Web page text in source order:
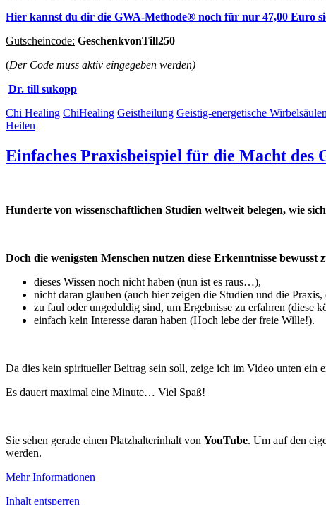
Hier kannst du dir die GWA-Methode® noch für nur 47,00 Euro
Gutscheincode: GeschenkvonTill250
(Der Code muss aktiv eingegeben werden)
Dr. till sukopp
Chi Healing ChiHealing Geistheilung Geistig-energetische
Heilen
Einfaches Praxisbeispiel für die Macht des
Hunderte von wissenschaftlichen Studien weltweit belegen, wie
Doch die wenigsten Menschen nutzen diese Erkenntnisse
dieses Wissen noch nicht haben (nun ist es raus…),
nicht daran glauben (auch hier zeigen die Studien und die
zu faul oder ungeduldig sind, um Ergebnisse zu erfahren (diese
einfach kein Interesse daran haben (Hoch lebe der freie Wille!).
Da dies kein spiritueller Beitrag sein soll, zeige ich im Video unten ein
Es dauert maximal eine Minute… Viel Spaß!
Sie sehen gerade einen Platzhalterinhalt von YouTube. Um auf den
werden.
Mehr Informationen
Inhalt entsperren